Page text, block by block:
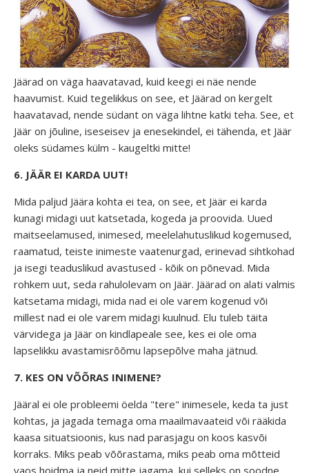
Jäärad on väga haavatavad, kuid keegi ei näe nende
haavumist. Kuid tegelikkus on see, et Jäärad on kergelt
haavatavad, nende südant on väga lihtne katki teha. See, et
Jäär on jõuline, iseseisev ja enesekindel, ei tähenda, et Jäär
oleks südames külm - kaugeltki mitte!
6. JÄÄR EI KARDA UUT!
Mida paljud Jäära kohta ei tea, on see, et Jäär ei karda
kunagi midagi uut katsetada, kogeda ja proovida. Uued
maitseelamused, inimesed, meelelahutuslikud kogemused,
raamatud, teiste inimeste vaatenurgad, erinevad sihtkohad
ja isegi teaduslikud avastused - kõik on põnevad. Mida
rohkem uut, seda rahulolevam on Jäär. Jäärad on alati valmis
katsetama midagi, mida nad ei ole varem kogenud või
millest nad ei ole varem midagi kuulnud. Elu tuleb täita
värvidega ja Jäär on kindlapeale see, kes ei ole oma
lapselikku avastamisrõõmu lapsepõlve maha jätnud.
7. KES ON VÕÕRAS INIMENE?
Jääral ei ole probleemi öelda "tere" inimesele, keda ta just
kohtas, ja jagada temaga oma maailmavaateid või rääkida
kaasa situatsioonis, kus nad parasjagu on koos kasvõi
korraks. Miks peab võõrastama, miks peab oma mõtteid
vaos hoidma ja neid mitte jagama, kui selleks on soodne